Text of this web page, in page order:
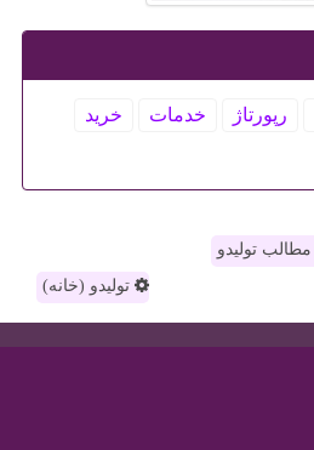
رپورتاژ خدمات
خرید
مطالب تولیدو
تولیدو (خانه)